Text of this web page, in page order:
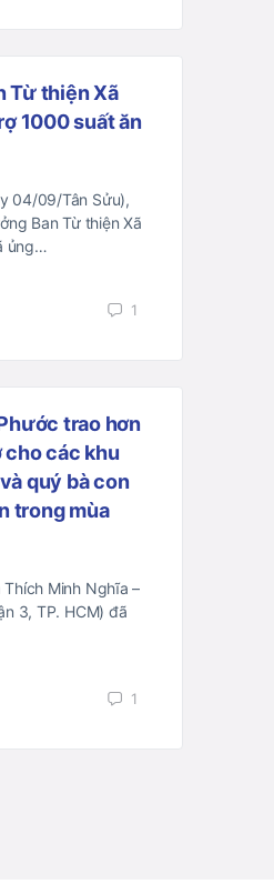
Từ thiện Xã
1000 suất ăn
04/09/Tân Sửu),
Ban Từ thiện Xã
ủng…
1
trao hơn
cho các khu
quý bà con
trong mùa
Minh Nghĩa –
3, TP. HCM) đã
1